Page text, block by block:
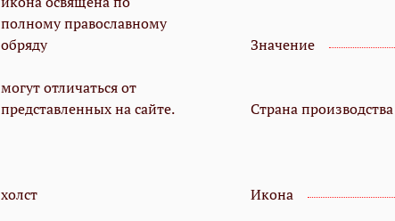
полному православному
обряду
Значение
могут отличаться от
представленных на сайте.
Страна производства
холст Икона